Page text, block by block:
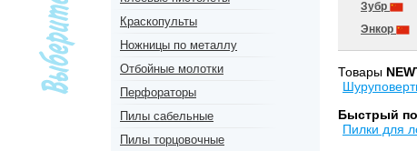
Краскопульты
Ножницы по металлу
Отбойные молотки
Перфораторы
Пилы сабельные
Пилы торцовочные
Зубр
Энкор
Товары
Быстрый
Пилки для